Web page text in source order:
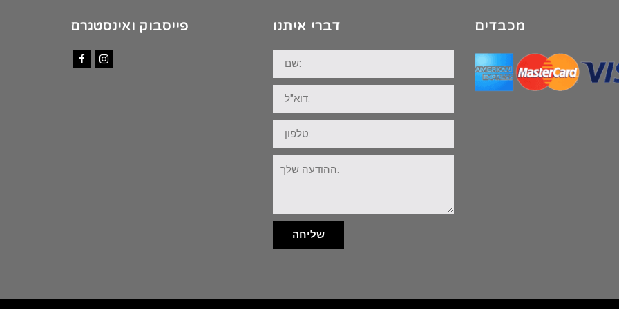
פייסבוק ואינסטגרם דברי איתנו
שם:
דוא"ל:
טלפון:
ההודעה
שלך:
שליחה
מכבדים